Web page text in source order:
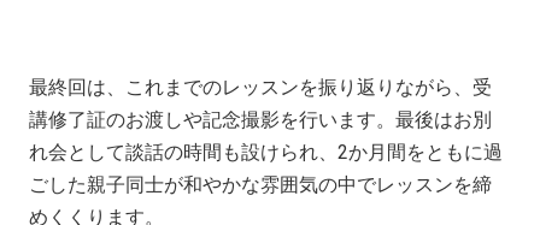
最終回は、これまでのレッスンを振り返りながら、受
講修了証のお渡しや記念撮影を行います。最後はお別
れ会として談話の時間も設けられ、2か月間をともに過
ごした親子同士が和やかな雰囲気の中でレッスンを締
めくくります。